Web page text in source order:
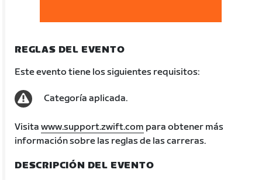
REGLAS DEL EVENTO
Este evento tiene los siguientes requisitos:
Categoría aplicada.
Visitawww.support.zwift.com para obtener más
información sobre las reglas de las carreras.
DESCRIPCIÓN DEL EVENTO